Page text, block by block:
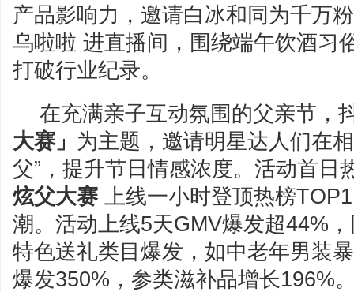
产品影响力，邀请白冰和同为千万
乌啦啦 进直播间，围绕端午饮酒习
打破行业纪录。
在充满亲子互动氛围的父亲节，
大赛」 为主题，邀请明星达人们在
父”，提升节日情感浓度。活动首日
炫父大赛
上线一小时登顶热榜
潮。活动上线5天GMV爆发超44%
特色送礼类目爆发，如中老年男装
爆发350%，参类滋补品增长196%